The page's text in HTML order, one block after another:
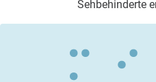
Sehbehinderte